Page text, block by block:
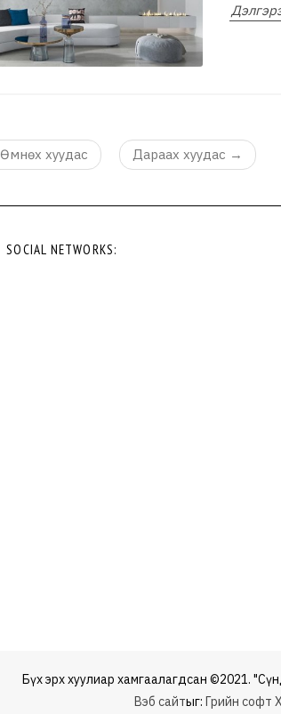
Өмнөх хуудас Дараах хуудас →
SOCIAL NETWORKS:
Бүх эрх хуулиар хамгаалагдсан ©2021.
Вэб сайтыг: Грийн софт